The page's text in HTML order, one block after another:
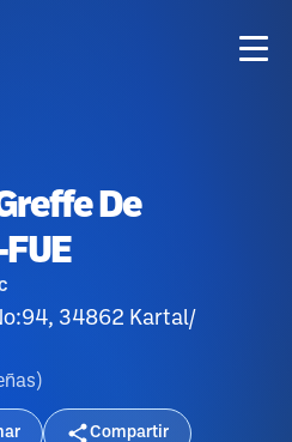
De
34862 Kartal/
)
Compartir